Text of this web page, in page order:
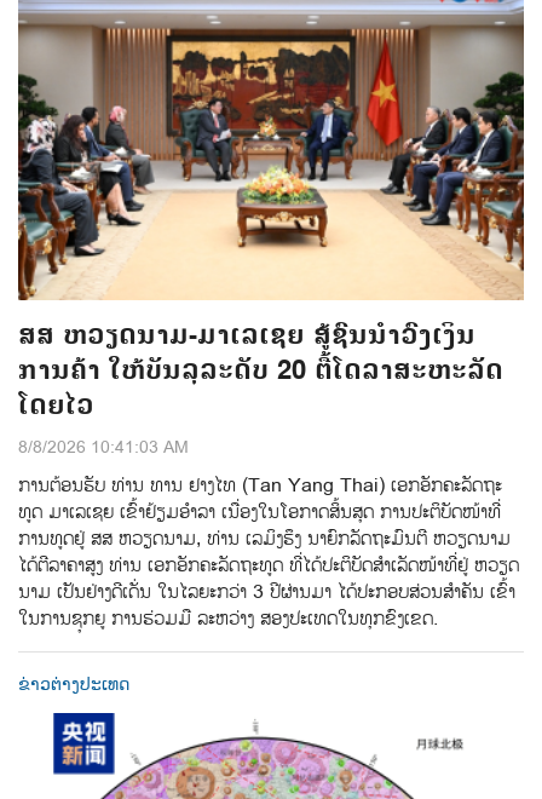
ສສ ຫວຽດນາມ-ມາເລເຊຍ ສູ້ຊົນນຳວົງເງິນ
ການຄ້າ ໃຫ້ບັນລຸລະດັບ 20 ຕື້ໂດລາສະຫະລັດ
ໂດຍໄວ
8/8/2026 10:41:03 AM
ການ​ຕ້ອນ​ຮັບ​ ທ່ານ ທານ ຢາງໄທ (Tan Yang Thai) ​ເອກ​ອັກ​ຄະ​ລັດ​ຖະ​
ທູດ ມາ​ເລ​ເຊຍ ເຂົ້າ​ຢ້ຽມ​ອຳ​ລາ​ ເນື່ອງ​ໃນ​ໂອ​ກາດ​ສິ້ນ​ສຸດ​ ການ​ປະ​ຕິ​ບັດ​ໜ້າ​ທີ່​
ການ​ທູດ​ຢູ່ ສສ ຫວຽດ​ນາມ, ທ່ານ​ ເລ​ມິ​ງ​ຮຶງ ນາ​ຍົກ​ລັດ​ຖະ​ມົນ​ຕີ ຫວຽດ​ນາມ
ໄດ້​ຕີ​ລາ​ຄາ​ສູງ​ ທ່ານ ເອກ​ອັກ​ຄະ​ລັດ​ຖະ​ທູດ ທີ່​ໄດ້​ປະ​ຕິ​ບັດ​ສຳ​ເລັດ​ໜ້າ​ທີ່​ຢູ່ ຫວຽດ​
ນາມ​ ເປັນ​ຢ່າງ​ດີເດັ່ນ ໃນ​ໄລ​ຍະ​ກວ່າ 3 ປີ​ຜ່ານ​ມາ ໄດ້​ປະ​ກອບ​ສ່ວນ​ສຳ​ຄັນ ​ເຂົ້າ
ໃນ​ການ​ຊຸກ​ຍູ​ ການ​ຮ່ວມ​ມື​ ລະ​ຫວ່າງ ​ສອງ​ປະ​ເທດ​ໃນ​ທຸກ​ຂົງ​ເຂດ.
ຂ່າວຕ່າງປະເທດ